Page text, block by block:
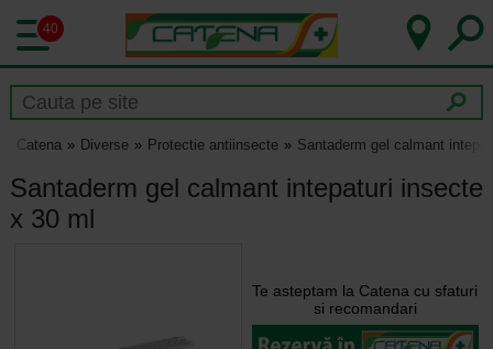
40
Catena Diverse Protectie antiinsecte Santaderm gel calmant
Santaderm gel calmant intepaturi insecte
x 30 ml
Te asteptam la Catena cu sfaturi
si recomandari